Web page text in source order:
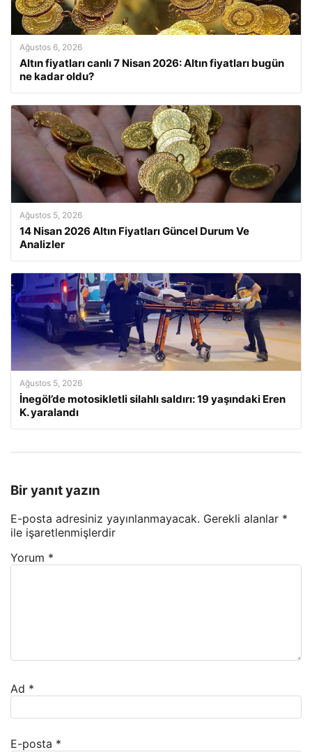
Ağustos 6, 2026
Altın fiyatları canlı 7 Nisan 2026: Altın fiyatları bugün
ne kadar oldu?
Ağustos 5, 2026
14 Nisan 2026 Altın Fiyatları Güncel Durum Ve
Analizler
Ağustos 5, 2026
İnegöl’de motosikletli silahlı saldırı: 19 yaşındaki Eren
K. yaralandı
Bir yanıt yazın
E-posta adresiniz yayınlanmayacak. Gerekli alanlar *
ile işaretlenmişlerdir
Yorum *
Ad *
E-posta *